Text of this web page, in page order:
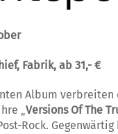
Fabrik, ab 31,- €
Album
„Versions Of The
Rock. Gegenwärtig